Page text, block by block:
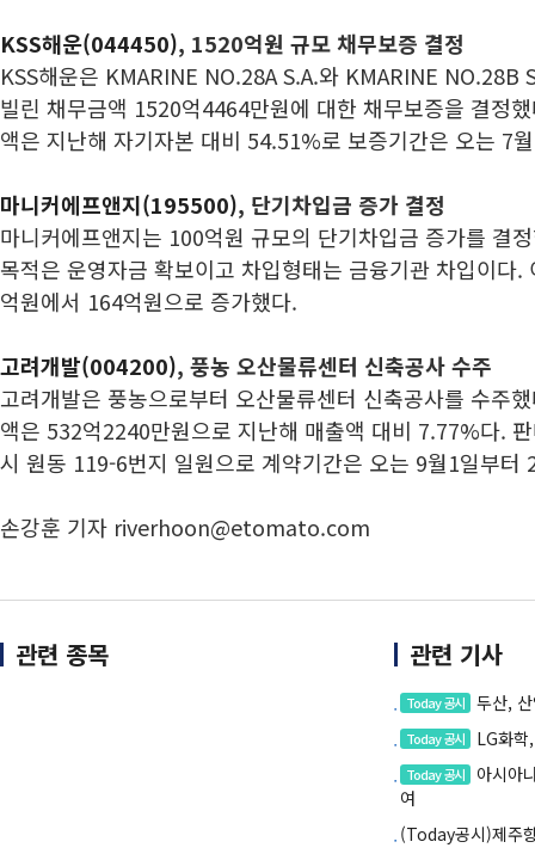
KSS해운(044450), 1520억원 규모 채무보증 결정
KSS해운은 KMARINE NO.28A S.A.와 KMARINE NO.28B
빌린 채무금액 1520억4464만원에 대한 채무보증을 결정
액은 지난해 자기자본 대비 54.51%로 보증기간은 오는 7
마니커에프앤지(195500), 단기차입금 증가 결정
마니커에프앤지는 100억원 규모의 단기차입금 증가를 결
목적은 운영자금 확보이고 차입형태는 금융기관 차입이다
억원에서 164억원으로 증가했다.
고려개발(004200), 풍농 오산물류센터 신축공사 수주
고려개발은 풍농으로부터 오산물류센터 신축공사를 수주
액은 532억2240만원으로 지난해 매출액 대비 7.77%다.
시 원동 119-6번지 일원으로 계약기간은 오는 9월1일부터
손강훈 기자 riverhoon@etomato.com
관련 종목 관련 기사
Today 공시 두산,
Today 공시 LG화학
Today 공시
아시아
여
(Today공시)제주